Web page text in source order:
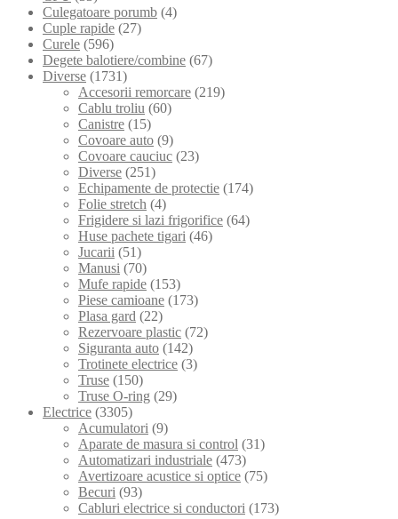
Culegatoare porumb (4)
Cuple rapide (27)
Curele (596)
Degete balotiere/combine (67)
Diverse (1731)
Accesorii remorcare (219)
Cablu troliu (60)
Canistre (15)
Covoare auto (9)
Covoare cauciuc (23)
Diverse (251)
Echipamente de protectie (174)
Folie stretch (4)
Frigidere si lazi frigorifice (64)
Huse pachete tigari (46)
Jucarii (51)
Manusi (70)
Mufe rapide (153)
Piese camioane (173)
Plasa gard (22)
Rezervoare plastic (72)
Siguranta auto (142)
Trotinete electrice (3)
Truse (150)
Truse O-ring (29)
Electrice (3305)
Acumulatori (9)
Aparate de masura si control (31)
Automatizari industriale (473)
Avertizoare acustice si optice (75)
Becuri (93)
Cabluri electrice si conductori (173)